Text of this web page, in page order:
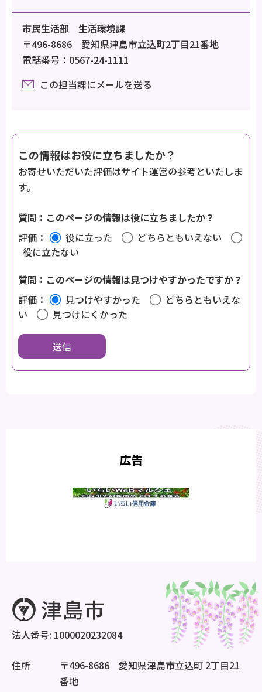
市民生活部 生活環境課
〒496-8686 愛知県津島市立込町2丁目21番地
電話番号：0567-24-1111
この担当課にメールを送る
この情報はお役に立ちましたか？
お寄せいただいた評価はサイト運営の参考といたしま
す。
質問：このページの情報は役に立ちましたか？
評価：
役に立った
どちらともいえない
役に立たない
質問：このページの情報は見つけやすかったですか？
評価：
見つけやすかった
どちらともいえな
い
見つけにくかった
広告
法人番号: 1000020232084
住所
〒496-8686 愛知県津島市立込町 2丁目21
番地